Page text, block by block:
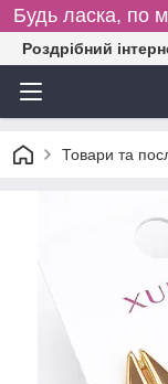
Будь ласка, по
Роздрібний
Товари та